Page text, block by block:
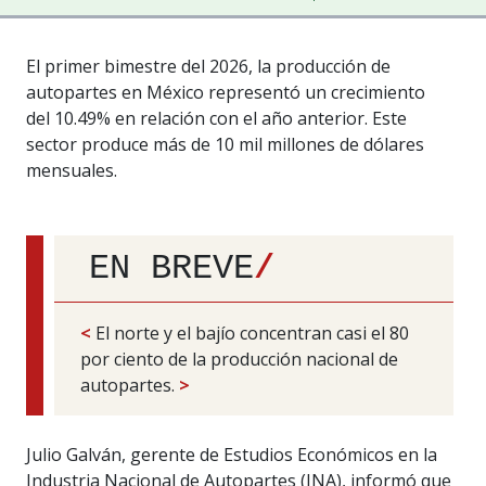
El primer bimestre del 2026, la producción de
autopartes en México representó un crecimiento
del 10.49% en relación con el año anterior. Este
sector produce más de 10 mil millones de dólares
mensuales.
EN BREVE/
< El norte y el bajío concentran casi el 80
por ciento de la producción nacional de
autopartes. >
Julio Galván, gerente de Estudios Económicos en la
Industria Nacional de Autopartes (INA), informó que